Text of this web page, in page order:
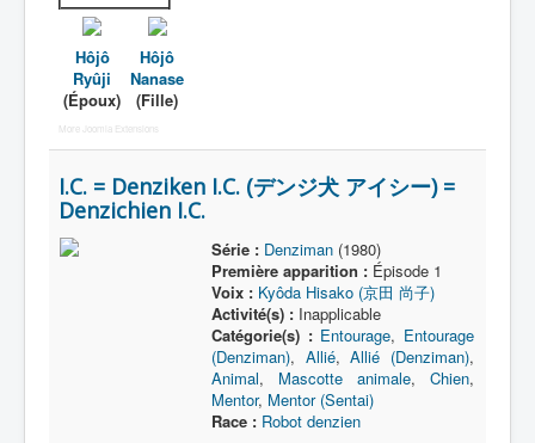
Hôjô
Ryûji
(Époux)
Hôjô
Nanase
(Fille)
More Joomla Extensions
I.C. = Denziken I.C. (デンジ犬 アイシー) =
Denzichien I.C.
Série : Denziman(1980)
Première apparition :Épisode 1
Voix : Kyôda Hisako (京田 尚子)
Activité(s) :Inapplicable
Catégorie(s) : Entourage, Entourage
(Denziman), Allié,Allié (Denziman),
Animal, Mascotte animale, Chien,
Mentor, Mentor (Sentai)
Race : Robot denzien